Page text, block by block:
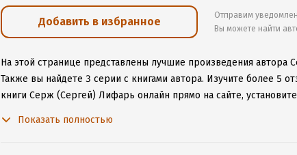
Добавить в избранное
Отправим
Вы можете найти
На этой странице представлены лучшие произведения автора
Также вы найдете 3 серии с книгами автора. Изучите более 5
книги Серж (Сергей) Лифарь онлайн прямо на сайте,
Показать полностью